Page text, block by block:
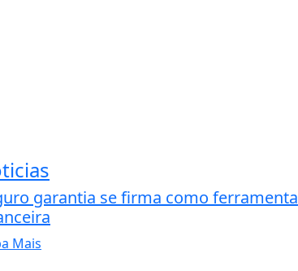
garantia se firma como ferramenta
Mais